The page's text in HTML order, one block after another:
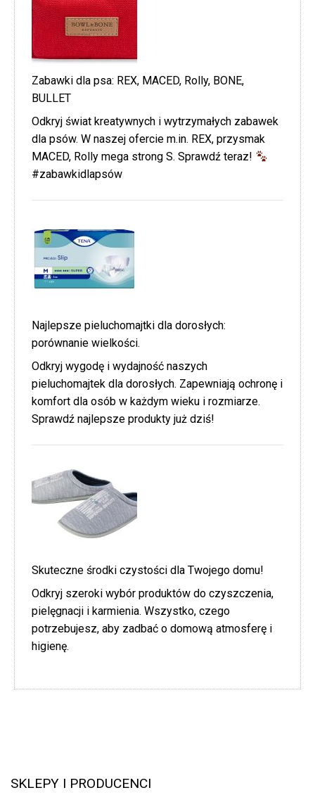
Zabawki dla psa: REX, MACED, Rolly, BONE,
BULLET
Odkryj świat kreatywnych i wytrzymałych zabawek
dla psów. W naszej ofercie m.in. REX, przysmak
MACED, Rolly mega strong S. Sprawdź teraz!
#zabawkidlapsów
Najlepsze pieluchomajtki dla dorosłych:
porównanie wielkości.
Odkryj wygodę i wydajność naszych
pieluchomajtek dla dorosłych. Zapewniają ochronę i
komfort dla osób w każdym wieku i rozmiarze.
Sprawdź najlepsze produkty już dziś!
Skuteczne środki czystości dla Twojego domu!
Odkryj szeroki wybór produktów do czyszczenia,
pielęgnacji i karmienia. Wszystko, czego
potrzebujesz, aby zadbać o domową atmosferę i
higienę.
SKLEPY I PRODUCENCI